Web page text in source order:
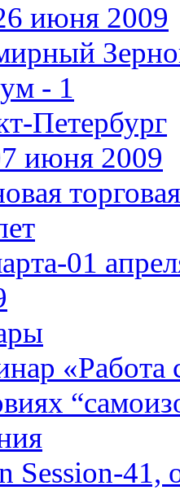
июня 2009
- 1
Петербург
июня 2009
01
«Работа
Session-41,